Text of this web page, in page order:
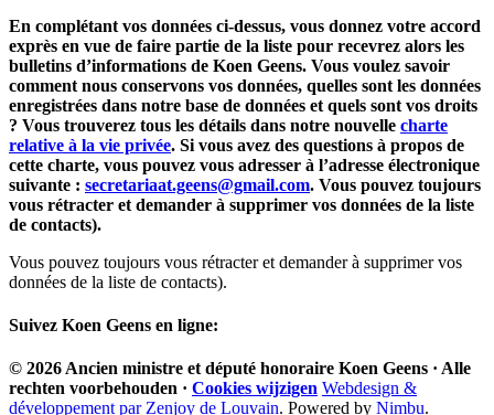
En complétant vos données ci-dessus, vous donnez votre accord
exprès en vue de faire partie de la liste pour recevrez alors les
bulletins d’informations de Koen Geens. Vous voulez savoir
comment nous conservons vos données, quelles sont les données
enregistrées dans notre base de données et quels sont vos droits
? Vous trouverez tous les détails dans notre nouvelle charte
relative à la vie privée. Si vous avez des questions à propos de
cette charte, vous pouvez vous adresser à l’adresse électronique
suivante : secretariaat.geens@gmail.com. Vous pouvez toujours
vous rétracter et demander à supprimer vos données de la liste
de contacts).
Vous pouvez toujours vous rétracter et demander à supprimer vos
données de la liste de contacts).
Suivez Koen Geens en ligne:
© 2026 Ancien ministre et député honoraire Koen Geens · Alle
rechten voorbehouden · Cookies wijzigen Webdesign &
développement par Zenjoy de Louvain. Powered by Nimbu.